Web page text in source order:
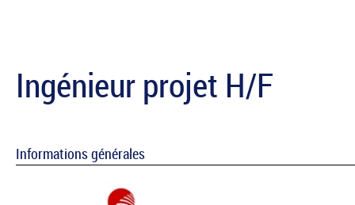
Ingénieur projet H/F
Informations générales